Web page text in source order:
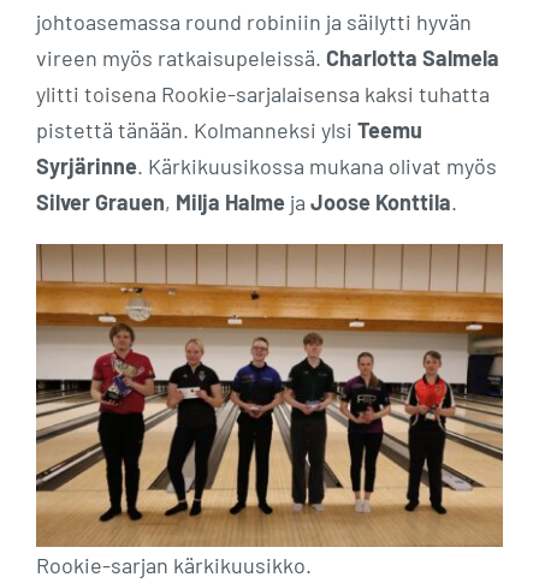
johtoasemassa round robiniin ja säilytti hyvän
vireen myös ratkaisupeleissä. Charlotta Salmela
ylitti toisena Rookie-sarjalaisensa kaksi tuhatta
pistettä tänään. Kolmanneksi ylsi Teemu
Syrjärinne. Kärkikuusikossa mukana olivat myös
Silver Grauen, Milja Halme ja Joose Konttila.
Rookie-sarjan kärkikuusikko.